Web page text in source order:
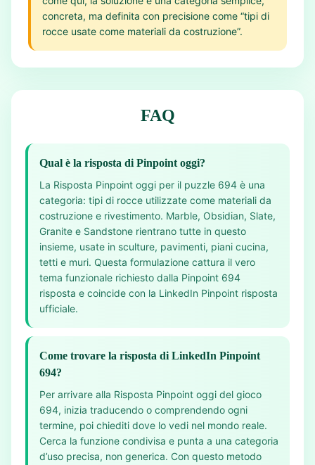
concreta, ma definita con precisione come “tipi di
rocce usate come materiali da costruzione”.
FAQ
Qual è la risposta di Pinpoint oggi?
La Risposta Pinpoint oggi per il puzzle 694 è una
categoria: tipi di rocce utilizzate come materiali da
costruzione e rivestimento. Marble, Obsidian, Slate,
Granite e Sandstone rientrano tutte in questo
insieme, usate in sculture, pavimenti, piani cucina,
tetti e muri. Questa formulazione cattura il vero
tema funzionale richiesto dalla Pinpoint 694
risposta e coincide con la LinkedIn Pinpoint risposta
ufficiale.
Come trovare la risposta di LinkedIn Pinpoint
694?
Per arrivare alla Risposta Pinpoint oggi del gioco
694, inizia traducendo o comprendendo ogni
termine, poi chiediti dove lo vedi nel mondo reale.
Cerca la funzione condivisa e punta a una categoria
d’uso precisa, non generica. Con questo metodo